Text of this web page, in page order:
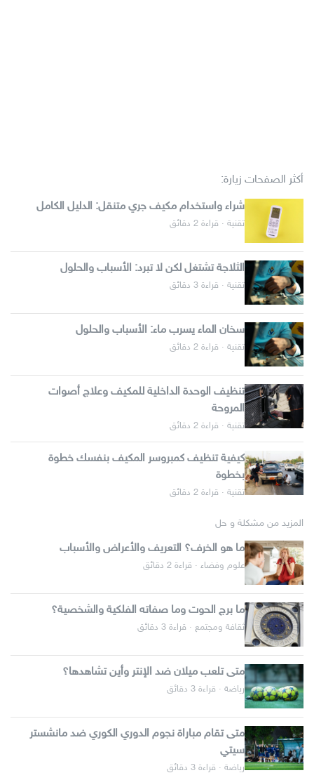
أكثر الصفحات زيارة:
شراء واستخدام مكيف جري متنقل: الدليل الكامل
تقنية · قراءة 2 دقائق
الثلاجة تشتغل لكن لا تبرد: الأسباب والحلول
تقنية · قراءة 3 دقائق
سخان الماء يسرب ماء: الأسباب والحلول
تقنية · قراءة 2 دقائق
تنظيف الوحدة الداخلية للمكيف وعلاج أصوات
المروحة
تقنية · قراءة 2 دقائق
كيفية تنظيف كمبروسر المكيف بنفسك خطوة
بخطوة
تقنية · قراءة 2 دقائق
المزيد من مشكلة و حل
ما هو الخرف؟ التعريف والأعراض والأسباب
علوم وفضاء · قراءة 2 دقائق
ما برج الحوت وما صفاته الفلكية والشخصية؟
ثقافة ومجتمع · قراءة 3 دقائق
متى تلعب ميلان ضد الإنتر وأين تشاهدها؟
رياضة · قراءة 3 دقائق
متى تقام مباراة نجوم الدوري الكوري ضد مانشستر
سيتي
رياضة · قراءة 3 دقائق